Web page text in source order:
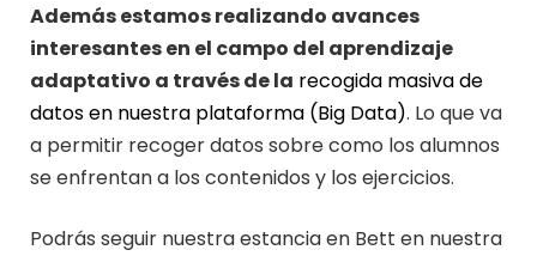
Además estamos realizando avances
interesantes en el campo del aprendizaje
adaptativo a través de la recogida masiva de
datos en nuestra plataforma (Big Data). Lo que va
a permitir recoger datos sobre como los alumnos
se enfrentan a los contenidos y los ejercicios.
Podrás seguir nuestra estancia en Bett en nuestra